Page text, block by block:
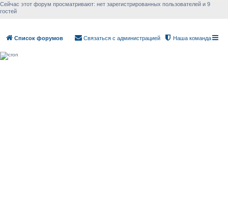
Сейчас этот форум просматривают: нет зарегистрированных пользователей и 9
гостей
Список форумов Наша команда
Связаться с администрацией